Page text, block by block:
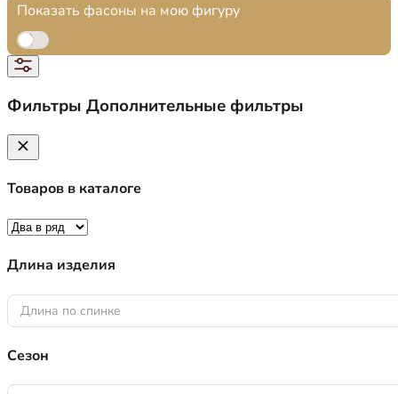
Показать фасоны на мою фигуру
Фильтры Дополнительные фильтры
Товаров в каталоге
Длина изделия
Длина по спинке
Сезон